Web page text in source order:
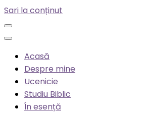
Sari la conținut
Acasă
Despre mine
Ucenicie
Studiu Biblic
În esență